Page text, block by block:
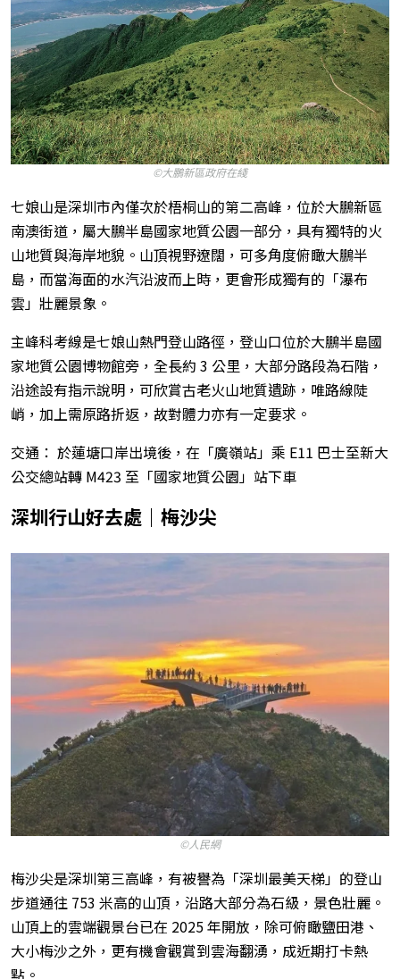
©大鵬新區政府在綫
七娘山是深圳市內僅次於梧桐山的第二高峰，位於大鵬新區
南澳街道，屬大鵬半島國家地質公園一部分，具有獨特的火
山地質與海岸地貌。山頂視野遼闊，可多角度俯瞰大鵬半
島，而當海面的水汽沿波而上時，更會形成獨有的「瀑布
雲」壯麗景象。
主峰科考線是七娘山熱門登山路徑，登山口位於大鵬半島國
家地質公園博物館旁，全長約 3 公里，大部分路段為石階，
沿途設有指示說明，可欣賞古老火山地質遺跡，唯路線陡
峭，加上需原路折返，故對體力亦有一定要求。
交通： 於蓮塘口岸出境後，在「廣嶺站」乘 E11 巴士至新大
公交總站轉 M423 至「國家地質公園」站下車
深圳行山好去處｜梅沙尖
©人民網
梅沙尖是深圳第三高峰，有被譽為「深圳最美天梯」的登山
步道通往 753 米高的山頂，沿路大部分為石級，景色壯麗。
山頂上的雲端觀景台已在 2025 年開放，除可俯瞰鹽田港、
大小梅沙之外，更有機會觀賞到雲海翻湧，成近期打卡熱
點。